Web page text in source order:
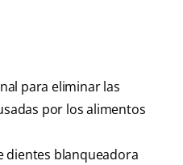
para eliminar las
por los alimentos
dientes blanqueadora